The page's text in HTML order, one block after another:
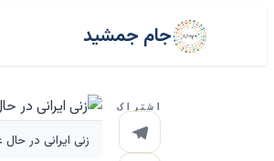
جام جمشید
اشتراک
زنی ایرانی در حال